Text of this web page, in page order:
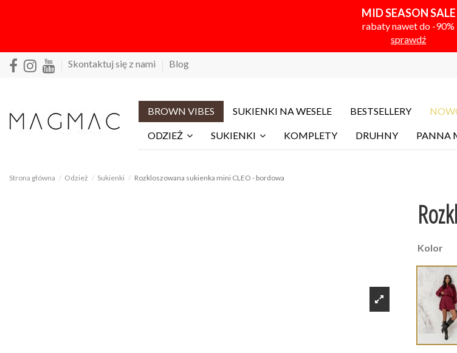
MID SEASON SALE
rabaty nawet do -90%
sprawdź
Skontaktuj się z nami Blog
BROWN VIBES SUKIENKI NA WESELE BESTSELLERY
ODZIEŻ SUKIENKI KOMPLETY DRUHNY PANNA
Strona główna Odzież Sukienki Rozkloszowana sukienka mini CLEO - bordowa
Kolor